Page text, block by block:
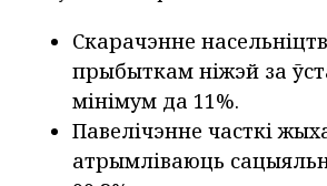
Скарачэнне
прыбыткам ніжэй за
мінімум да 11%.
Павелічэнне часткі
атрымліваюць